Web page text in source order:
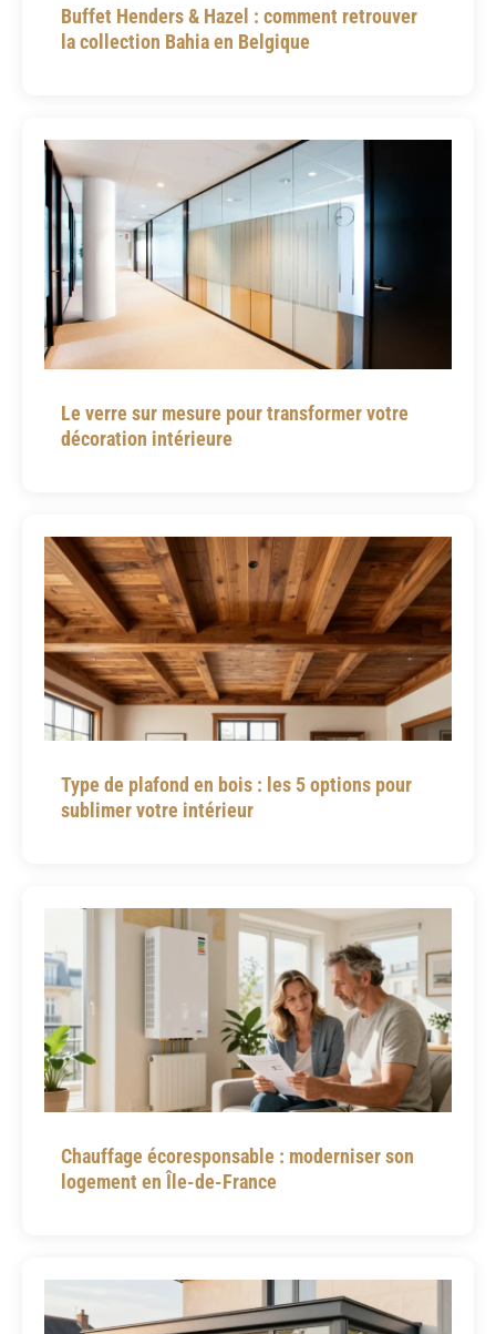
Buffet Henders & Hazel : comment retrouver
la collection Bahia en Belgique
Le verre sur mesure pour transformer votre
décoration intérieure
Type de plafond en bois : les 5 options pour
sublimer votre intérieur
Chauffage écoresponsable : moderniser son
logement en Île-de-France